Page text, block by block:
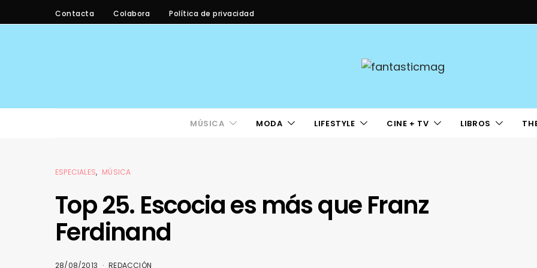
Contacta Colabora Política de privacidad
MÚSICA MODA LIFESTYLE CINE + TV LIBROS
ESPECIALES MÚSICA
Top 25. Escocia es más que Franz
Ferdinand
28/08/2013 REDACCIÓN